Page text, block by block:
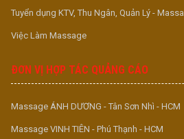
Tuyển dụng KTV, Thu Ngân, Quản Lý -
Việc Làm Massage
ĐƠN VỊ HỢP TÁC QUẢNG CÁO
Massage ÁNH DƯƠNG - Tân Sơn Nhì - HCM
Massage VINH TIÊN - Phú Thạnh - HCM